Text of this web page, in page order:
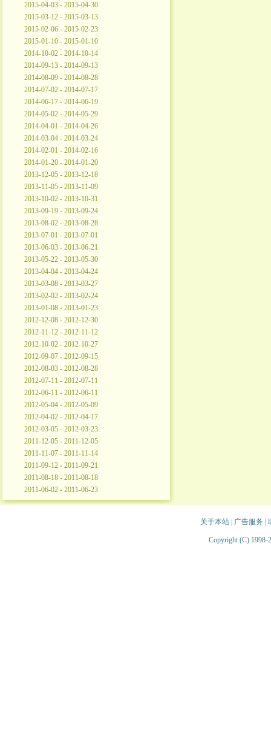
2015-04-03 - 2015-04-30
2015-03-12 - 2015-03-13
2015-02-06 - 2015-02-23
2015-01-10 - 2015-01-10
2014-10-02 - 2014-10-14
2014-09-13 - 2014-09-13
2014-08-09 - 2014-08-28
2014-07-02 - 2014-07-17
2014-06-17 - 2014-06-19
2014-05-02 - 2014-05-29
2014-04-01 - 2014-04-26
2014-03-04 - 2014-03-24
2014-02-01 - 2014-02-16
2014-01-20 - 2014-01-20
2013-12-05 - 2013-12-18
2013-11-05 - 2013-11-09
2013-10-02 - 2013-10-31
2013-09-19 - 2013-09-24
2013-08-02 - 2013-08-28
2013-07-01 - 2013-07-01
2013-06-03 - 2013-06-21
2013-05-22 - 2013-05-30
2013-04-04 - 2013-04-24
2013-03-08 - 2013-03-27
2013-02-02 - 2013-02-24
2013-01-08 - 2013-01-23
2012-12-08 - 2012-12-30
2012-11-12 - 2012-11-12
2012-10-02 - 2012-10-27
2012-09-07 - 2012-09-15
2012-08-03 - 2012-08-28
2012-07-11 - 2012-07-11
2012-06-11 - 2012-06-11
2012-05-04 - 2012-05-09
2012-04-02 - 2012-04-17
2012-03-05 - 2012-03-23
2011-12-05 - 2011-12-05
2011-11-07 - 2011-11-14
2011-09-12 - 2011-09-21
2011-08-18 - 2011-08-18
2011-06-02 - 2011-06-23
关于本站| 广告服务
Copyright (C) 1998-